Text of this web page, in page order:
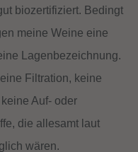
biozertifiziert. Bedingt
meine Weine eine
Lagenbezeichnung.
Filtration, keine
Auf- oder
die allesamt laut
wären.